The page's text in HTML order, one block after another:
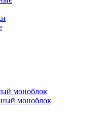
моноблок
моноблок